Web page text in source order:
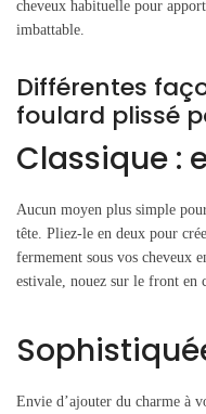
cheveux habituelle pour
imbattable.
Différentes
foulard plissé
Classique :
Aucun moyen plus simple
tête. Pliez-le en deux pour
fermement sous vos cheveux
estivale, nouez sur le front en
Envie d’ajouter du charme à